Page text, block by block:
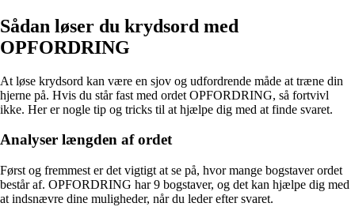
Sådan løser du krydsord med
OPFORDRING
At løse krydsord kan være en sjov og udfordrende måde at træne din
hjerne på. Hvis du står fast med ordet OPFORDRING, så fortvivl
ikke. Her er nogle tip og tricks til at hjælpe dig med at finde svaret.
Analyser længden af ordet
Først og fremmest er det vigtigt at se på, hvor mange bogstaver ordet
består af. OPFORDRING har 9 bogstaver, og det kan hjælpe dig med
at indsnævre dine muligheder, når du leder efter svaret.